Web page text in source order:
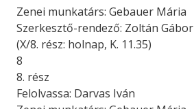
Zenei munkatárs: Gebauer Mária
Szerkesztő-rendező: Zoltán
(X/8. rész: holnap, K. 11.35)
8
8. rész
Felolvassa: Darvas Iván